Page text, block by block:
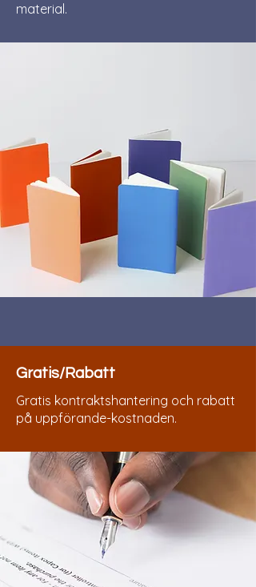
material.
Gratis/Rabatt
Gratis kontraktshantering och rabatt
på uppförande-kostnaden.